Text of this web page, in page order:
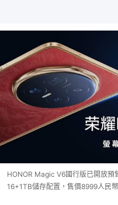
HONOR Magic V6國行版已開放
16+1TB儲存配置，售價8999人民